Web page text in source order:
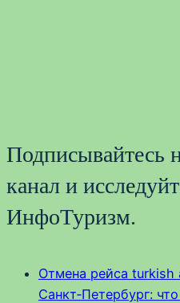
Подписывайтесь
канал и
ИнфоТуризм.
Отмена рейса turkish
Санкт‑Петербург: